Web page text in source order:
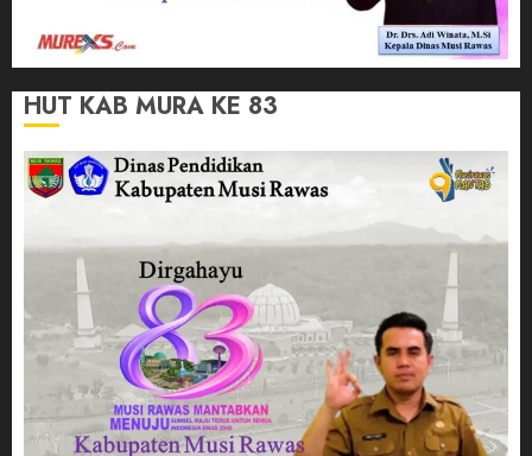
HUT KAB MURA KE 83